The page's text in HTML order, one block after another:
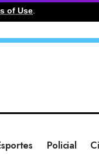
of Use.
Policial